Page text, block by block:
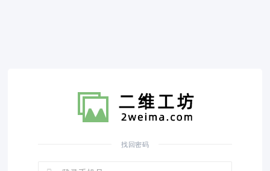
找回密码